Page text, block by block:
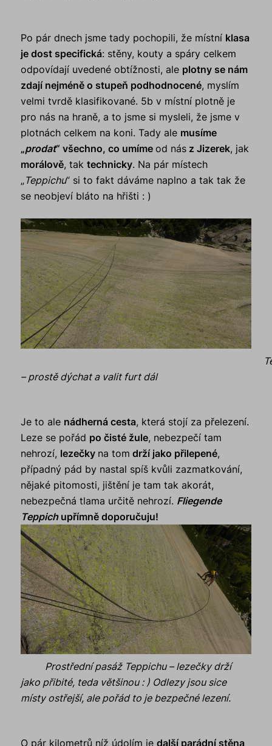
Po pár dnech jsme tady pochopili, že místní klasa
je dost specifická: stěny, kouty a spáry celkem
odpovídají uvedené obtížnosti, ale plotny se nám
zdají nejméně o stupeň podhodnocené, myslím
velmi tvrdě klasifikované. 5b v místní plotně je
pro nás na hraně, a to jsme si mysleli, že jsme v
plotnách celkem na koni. Tady ale musíme
„prodat“ všechno, co umímeod nás z Jizerek, jak
morálově, taktechnicky. Na pár místech
„Teppichu“ si to fakt dáváme naplno a tak tak že
se neobjeví bláto na hřišti : )
– prostě dýchat a valit furt dál
Je to ale nádherná cesta, která stojí za přelezení.
Leze se pořád po čisté žule, nebezpečí tam
nehrozí, lezečky na tom drží jako přilepené,
případný pád by nastal spíš kvůli zazmatkování,
nějaké pitomosti, jištění je tam tak akorát,
nebezpečná tlama určitě nehrozí. Fliegende
Teppichupřímně doporučuju!
Prostřední pasáž Teppichu – lezečky drží
jako přibité, teda většinou : ) Odlezy jsou sice
místy ostřejší, ale pořád to je bezpečné lezení.
O pár kilometrů níž údolím jedalší parádní stěna